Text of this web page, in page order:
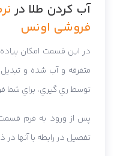
آب کردن طلا در
فروشی اونس
در اين قسمت امکان
متفرقه و آب شده و
توسط ري گيري، براي شما
پس از ورود به فرم
تفصيل در رابطه با آنها